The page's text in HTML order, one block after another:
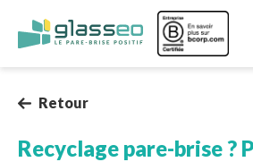
Aller au
Image
Retour
Recyclage pare-brise ?